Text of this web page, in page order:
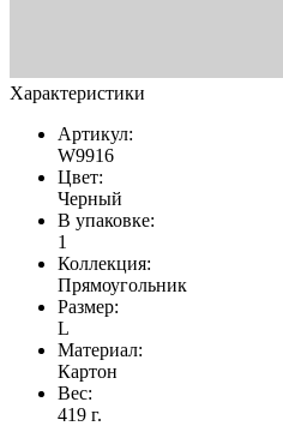
Характеристики
Артикул:
W9916
Цвет:
Черный
В упаковке:
1
Коллекция:
Прямоугольник
Размер:
L
Материал:
Картон
Вес:
419 г.